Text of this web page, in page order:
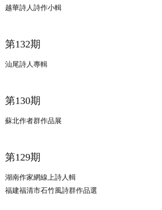
越華詩人詩作小輯
​第132期
汕尾詩人專輯
​第130期
蘇北作者群作品展
​第129期
湖南作家網線上詩人輯
福建福清市石竹風詩群作品選